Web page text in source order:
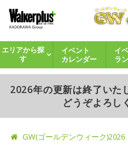
エリアから探
す
イベント
カレンダー
イ
ラ
2026年の更新は終了いた
どうぞよろし
GW(ゴールデンウィーク)2026